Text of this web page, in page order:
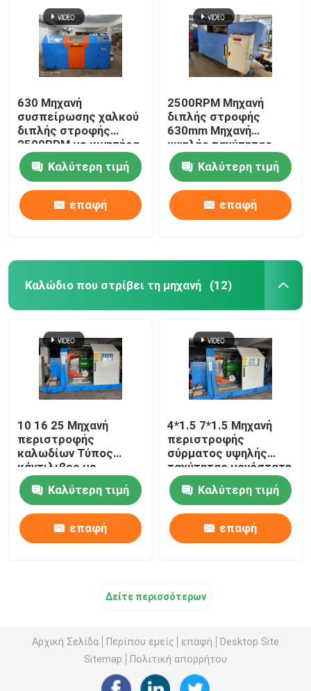
630 Μηχανή
συσπείρωσης χαλκού
διπλής στροφής
2500RPM με κινητήρα
Siemens
Καλύτερη τιμή
επαφή
2500RPM Μηχανή
διπλής στροφής
630mm Μηχανή
υψηλής ταχύτητας
Καλύτερη τιμή
επαφή
Καλώδιο που στρίβει τη μηχανή (12)
10 16 25 Μηχανή
περιστροφής
καλωδίων Τύπος
κάντιλιβερ με
μετατροπέα Yaskawa
Καλύτερη τιμή
επαφή
4*1.5 7*1.5 Μηχανή
περιστροφής
σύρματος υψηλής
ταχύτητας μονόστατη
Καλύτερη τιμή
επαφή
Δείτε περισσότερων
Αρχική Σελίδα Περίπου εμείς επαφή
Desktop Site
Sitemap
Πολιτική απορρήτου